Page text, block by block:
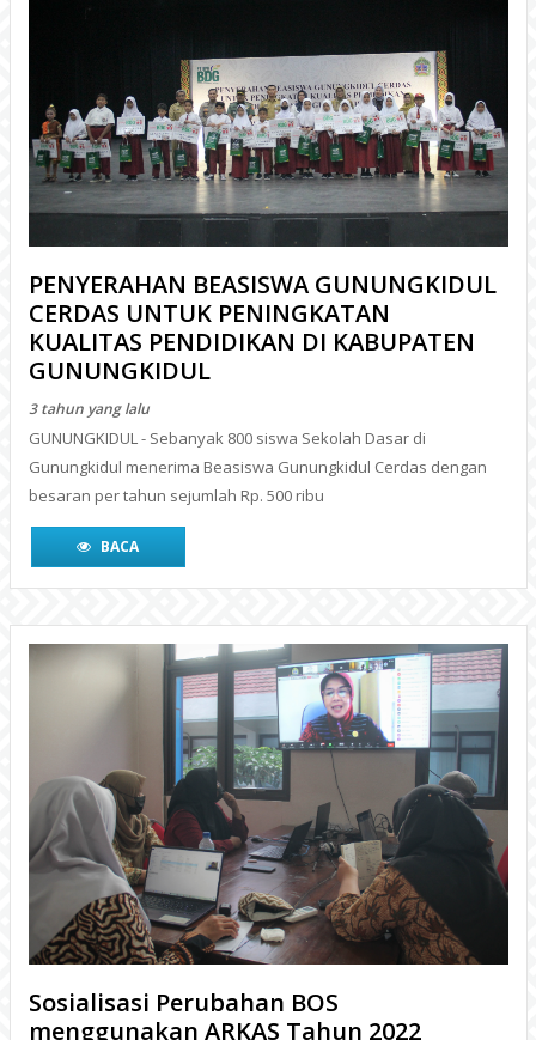
PENYERAHAN BEASISWA GUNUNGKIDUL
CERDAS UNTUK PENINGKATAN
KUALITAS PENDIDIKAN DI KABUPATEN
GUNUNGKIDUL
Gunungkidul menerima Beasiswa Gunungkidul Cerdas dengan
besaran per tahun sejumlah Rp. 500 ribu
BACA
Sosialisasi Perubahan BOS
menggunakan ARKAS Tahun 2022
Melalui Zoom Meeting
3 tahun yang lalu
Dinas Pendidikan Kabupaten Gunungkidul melalui Subbag
BOS menggunakan ARKAS Tahun 2022 melalui media Zoom